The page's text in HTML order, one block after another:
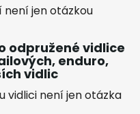
jen otázkou
odpružené vidlice
enduro,
vidlic
vidlici není jen otázka